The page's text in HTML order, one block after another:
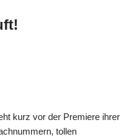
kurz vor der Premiere ihrer
tollen